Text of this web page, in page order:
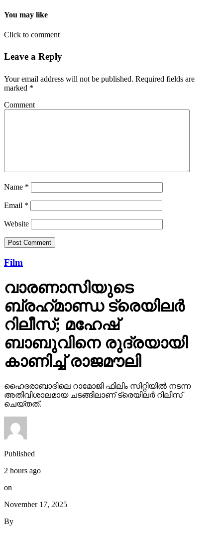
You may like
Click to comment
Leave a Reply
Your email address will not be published. Required fields are
marked *
Comment
Name *
Email *
Website
Film
വാരണാസിയുടെ
ബ്രഹ്‌മാണ്ഡ ട്രെയിലര്‍
റിലീസ്; മഹേഷ്
ബാബുവിനെ രുദ്രയായി
കാണിച്ച് രാജമൗലി
ഹൈദരാബാദിലെ റാമോജി ഫിലിം സിറ്റിയില്‍ നടന്ന
അതിവിശാലമായ ചടങ്ങിലാണ് ട്രെയിലര്‍ റിലീസ്
ചെയ്തത്.
Published
2 hours ago
on
November 17, 2025
By